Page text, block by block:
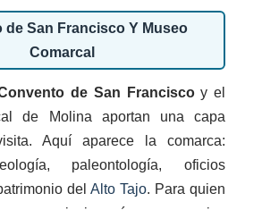
de San Francisco Y Museo
Comarcal
de San Franciscoy el
de Molina aportan una capa
Aquí aparece la comarca:
paleontología, oficios
del Alto Tajo. Para quien